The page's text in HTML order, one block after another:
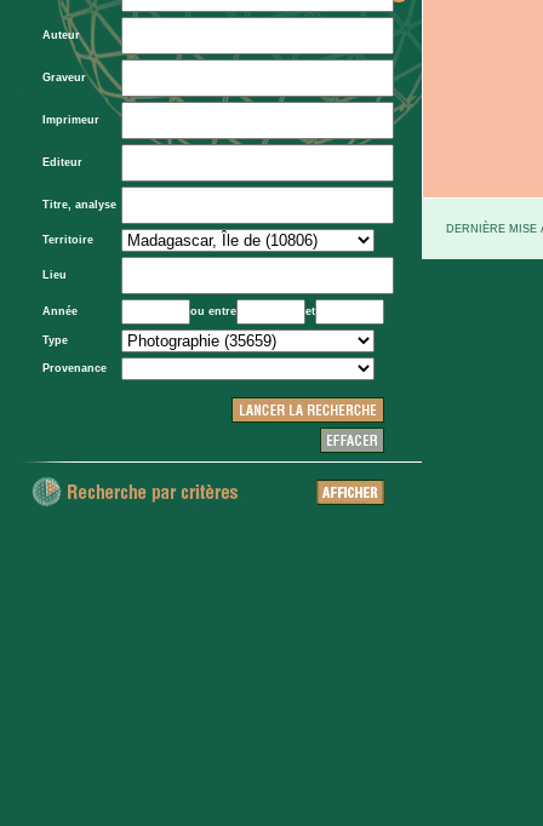
Auteur
Graveur
Imprimeur
Editeur
Titre, analyse
Territoire
Lieu
Année ou entre et
Type
Provenance
DERNIÈRE MISE